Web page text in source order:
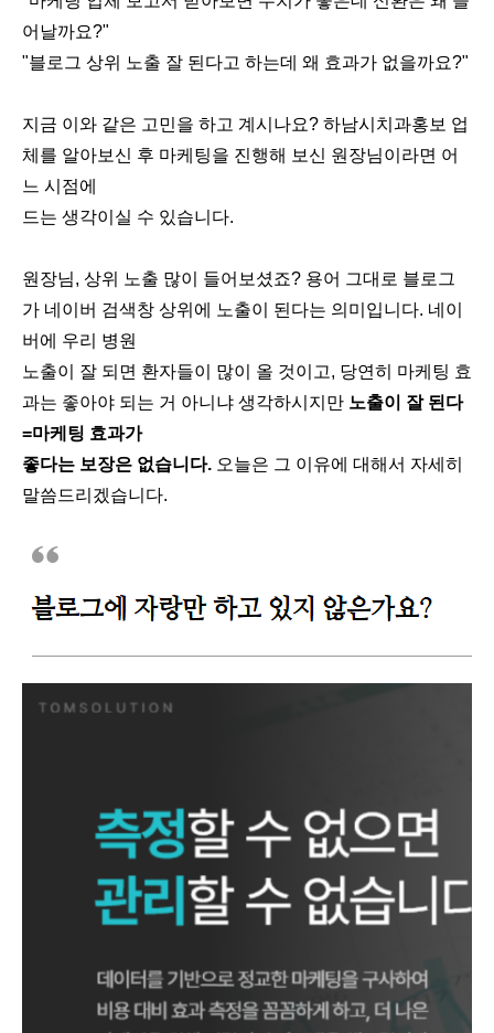
어날까요?"
"블로그 상위 노출 잘 된다고 하는데 왜 효과가 없을까요?"
지금 이와 같은 고민을 하고 계시나요? 하남시치과홍보 업
체를 알아보신 후 마케팅을 진행해 보신 원장님이라면 어
느 시점에
드는 생각이실 수 있습니다.
원장님, 상위 노출 많이 들어보셨죠? 용어 그대로 블로그
가 네이버 검색창 상위에 노출이 된다는 의미입니다. 네이
버에 우리 병원
노출이 잘 되면 환자들이 많이 올 것이고, 당연히 마케팅 효
과는 좋아야 되는 거 아니냐 생각하시지만 노출이 잘 된다
=마케팅 효과가
좋다는 보장은 없습니다. 오늘은 그 이유에 대해서 자세히
말씀드리겠습니다.